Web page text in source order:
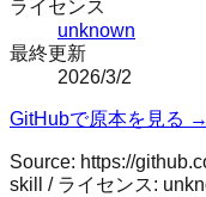
ライセンス
unknown
最終更新
2026/3/2
GitHubで原本を見る →
Source: https://
skill
/ ライセンス: